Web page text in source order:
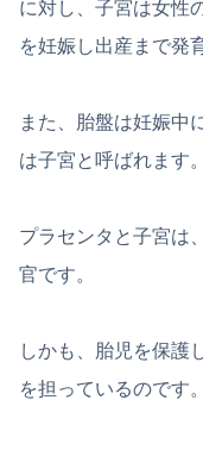
に対し、子宮は女性
を妊娠し出産まで発
また、胎盤は妊娠中
は子宮と呼ばれます。
プラセンタと子宮は
官です。
しかも、胎児を保護
を担っているのです。